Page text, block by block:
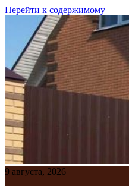
Перейти к содержимому
9 августа, 2026